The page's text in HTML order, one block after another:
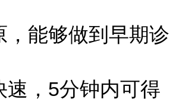
能够做到早期诊
，5分钟内可得